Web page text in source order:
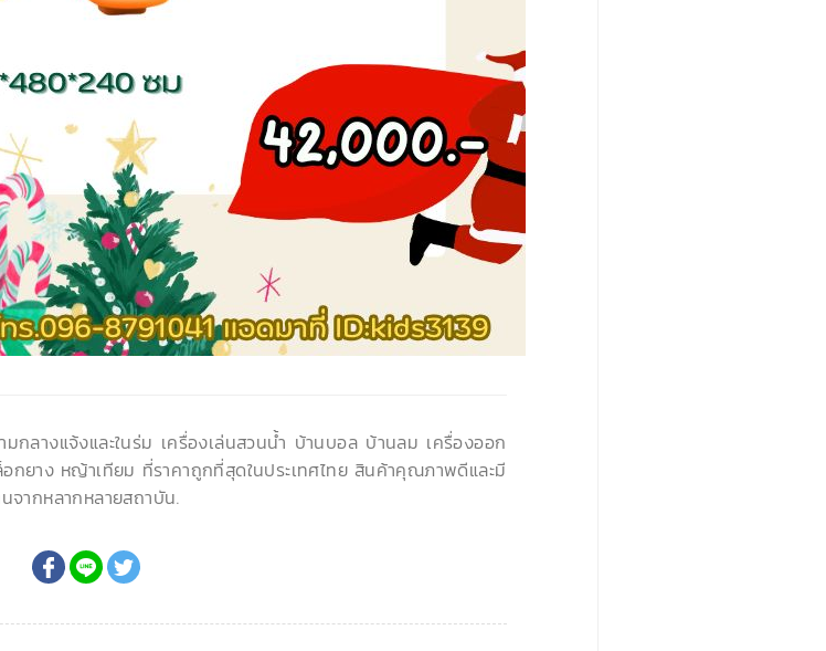
ามกลางแจ้งและในร่ม เครื่องเล่นสวนน้ำ บ้านบอล บ้านลม เครื่องออก
กยาง หญ้าเทียม ที่ราคาถูกที่สุดในประเทศไทย สินค้าคุณภาพดีและมี
จากหลากหลายสถาบัน.